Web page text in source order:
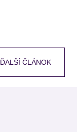
ĎALŠÍ ČLÁNOK